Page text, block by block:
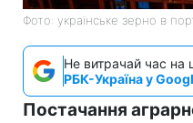
Фото: українське зерно в
Не витрачай час на
РБК-Україна у
Постачання